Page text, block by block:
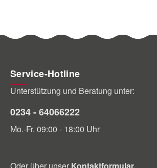
Service-Hotline
Unterstützung und Beratung unter:
0234 - 64066222
Mo.-Fr. 09:00 - 18:00 Uhr